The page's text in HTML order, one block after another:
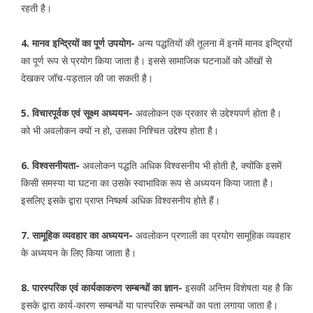
रहती है।
4. मानव इन्द्रियों का पूर्ण उपयोग- अन्य पद्धतियों की तूलना में इनमें मानव इन्द्रियों
का पूर्ण रूप से प्रयोग किया जाता है। इससे सामाजिक घटनाओं को ऑखों से
देखकर जॉच-पड़ताल की जा सकती है।
5. विचारपूर्वक एवं सूक्ष्म अध्ययन- अवलोकन एक प्रकार से उद्देश्यपर्ण होता है।
को भी अवलोकन क्यों न हो, उसका निश्चित उद्देश्य होता है।
6. विश्वसनीयता- अवलोकन पद्धति अधिक विश्वसनीय भी होती है, क्योंकि इसमें
किसी समस्या या घटना का उसके स्वाभाविक रूप से अध्ययन किया जाता है।
इसलिए इसके द्वारा प्राप्त निष्कर्ष अधिक विश्वसनीय होते हैं।
7. सामूहिक व्यवहार का अध्ययन- अवलोकन प्रणाली का प्रयोग सामूहिक व्यवहार
के अध्ययन के लिए किया जाता है।
8. पारस्परिक एवं कार्यकाकरण सम्बन्धों का ज्ञान- इसकी अन्तिम विशेषता यह है कि
इसके द्वारा कार्य-कारण सम्बन्धों या पास्परिक सम्बन्धों का पता लगाया जाता है।